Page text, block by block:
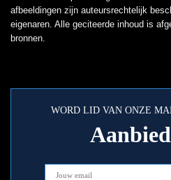
afbeeldingen zijn auteursrechtelijk
eigenaren. Alle geciteerde inhoud is
bronnen.
WORD LID VAN ONZE